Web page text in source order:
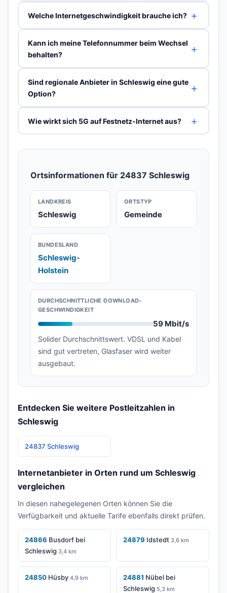
Welche Internetgeschwindigkeit brauche ich?
Kann ich meine Telefonnummer beim Wechsel
behalten?
Sind regionale Anbieter in Schleswig eine gute
Option?
Wie wirkt sich 5G auf Festnetz-Internet aus?
Ortsinformationen für 24837 Schleswig
LANDKREIS
Schleswig
ORTSTYP
Gemeinde
BUNDESLAND
Schleswig-
Holstein
DURCHSCHNITTLICHE DOWNLOAD-
GESCHWINDIGKEIT
59 Mbit/s
Solider Durchschnittswert. VDSL und Kabel
sind gut vertreten, Glasfaser wird weiter
ausgebaut.
Entdecken Sie weitere Postleitzahlen in
Schleswig
24837 Schleswig
Internetanbieter in Orten rund um Schleswig
vergleichen
In diesen nahegelegenen Orten können Sie die
Verfügbarkeit und aktuelle Tarife ebenfalls direkt prüfen.
24866 Busdorf bei
Schleswig 3,4 km
24879 Idstedt 3,6 km
24850 Hüsby 4,9 km 24881 Nübel bei
Schleswig 5,3 km